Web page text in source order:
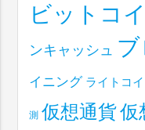
ビットコ
ンキャッシュ
イニング ライトコ
測 仮想通貨仮